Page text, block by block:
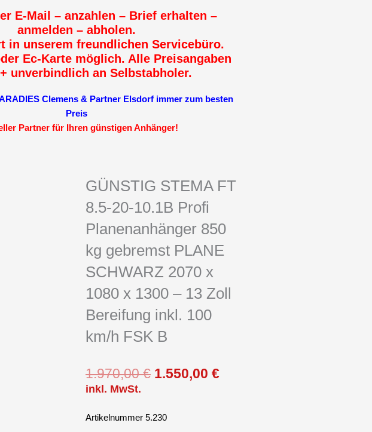
E-Mail – anzahlen – Brief erhalten –
anmelden – abholen.
in unserem freundlichen Servicebüro.
Ec-Karte möglich. Alle Preisangaben
unverbindlich an Selbstabholer.
Clemens & Partner Elsdorf immer zum besten
Preis
Partner für Ihren günstigen Anhänger!
GÜNSTIG STEMA FT
8.5-20-10.1B Profi
Planenanhänger 850
kg gebremst PLANE
SCHWARZ 2070 x
1080 x 1300 – 13 Zoll
Bereifung inkl. 100
km/h FSK B
1.970,00€ Ursprünglicher
1.970,00 €
1.550,00 €Aktueller
inkl. MwSt.
Artikelnummer 5.230